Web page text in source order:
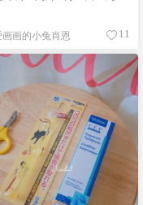
画画的小兔肖恩 11